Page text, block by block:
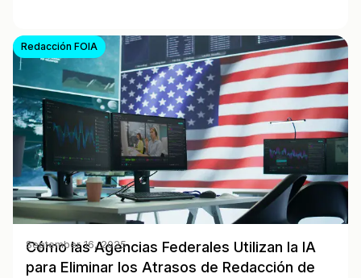
Redacción FOIA
Cómo las Agencias Federales Utilizan la IA
para Eliminar los Atrasos de Redacción de
September 16, 2025